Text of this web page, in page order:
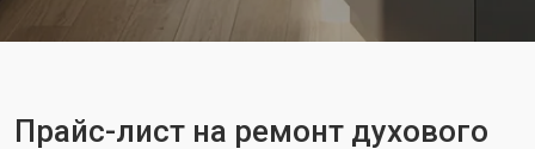
Прайс-лист на ремонт духового